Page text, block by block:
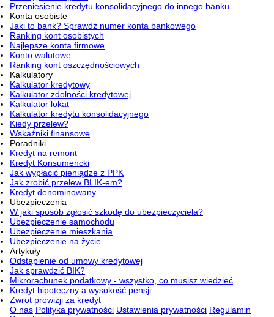
Przeniesienie kredytu konsolidacyjnego do innego banku
Konta osobiste
Jaki to bank? Sprawdź numer konta bankowego
Ranking kont osobistych
Najlepsze konta firmowe
Konto walutowe
Ranking kont oszczędnościowych
Kalkulatory
Kalkulator kredytowy
Kalkulator zdolności kredytowej
Kalkulator lokat
Kalkulator kredytu konsolidacyjnego
Kiedy przelew?
Wskaźniki finansowe
Poradniki
Kredyt na remont
Kredyt Konsumencki
Jak wypłacić pieniądze z PPK
Jak zrobić przelew BLIK-em?
Kredyt denominowany
Ubezpieczenia
W jaki sposób zgłosić szkodę do ubezpieczyciela?
Ubezpieczenie samochodu
Ubezpieczenie mieszkania
Ubezpieczenie na życie
Artykuły
Odstąpienie od umowy kredytowej
Jak sprawdzić BIK?
Mikrorachunek podatkowy - wszystko, co musisz wiedzieć
Kredyt hipoteczny a wysokość pensji
Zwrot prowizji za kredyt
O nas Polityka prywatności Ustawienia prywatności Regulamin